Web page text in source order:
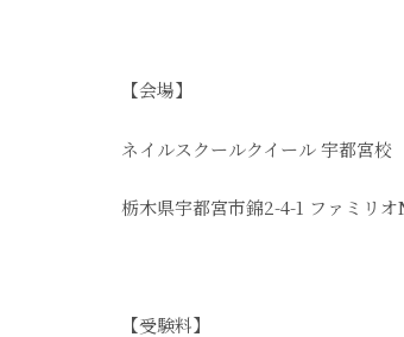
【会場】
ネイルスクールクイール 宇都宮校
栃木県宇都宮市錦2-4-1 ファミリ
【受験料】